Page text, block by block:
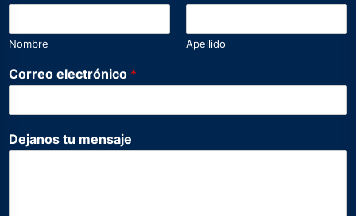
Nombre Apellido
Correo electrónico *
C
o
Dejanos tu mensaje